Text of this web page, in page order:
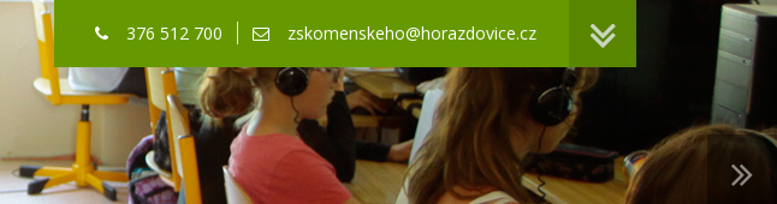
376 512 700 zskomenskeho@horazdovice.cz